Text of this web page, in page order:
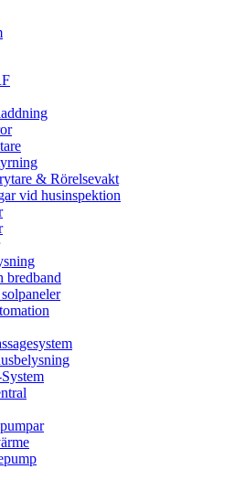
& Rörelsevakt
vid husinspektion
bredband